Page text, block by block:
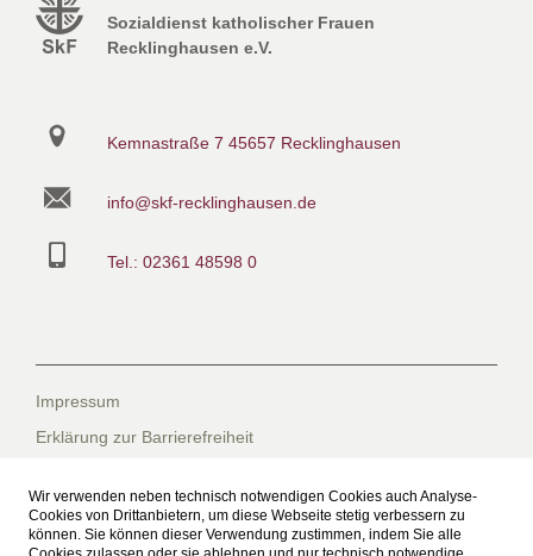
Wir verwenden neben technisch notwendigen Cookies auch Analyse-
Cookies von Drittanbietern, um diese Webseite stetig verbessern zu
können. Sie können dieser Verwendung zustimmen, indem Sie alle
Sozialdienst katholischer Frauen
Recklinghausen e.V.
Kemnastraße 7 45657 Recklinghausen
info@skf-recklinghausen.de
Tel.: 02361 48598 0
Impressum
Erklärung zur Barrierefreiheit
Datenschutzerklärung für die Facebook-Seite
Suche